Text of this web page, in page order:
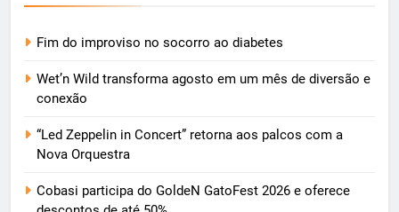
Fim do improviso no socorro ao diabetes
Wet’n Wild transforma agosto em um mês de diversão e
conexão
“Led Zeppelin in Concert” retorna aos palcos com a
Nova Orquestra
Cobasi participa do GoldeN GatoFest 2026 e oferece